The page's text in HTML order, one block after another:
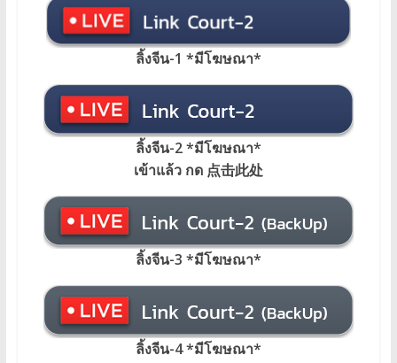
ลิ้งจีน-1 *มีโฆษณา*
ลิ้งจีน-2 *มีโฆษณา*
เข้าแล้ว กด 点击此处
ลิ้งจีน-3 *มีโฆษณา*
ลิ้งจีน-4 *มีโฆษณา*